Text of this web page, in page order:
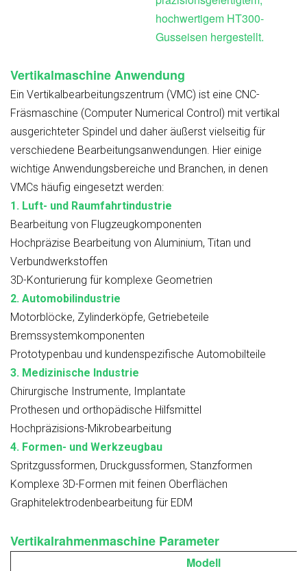
hochwertigem HT300-
Gusseisen hergestellt.
VertikalmaschineAnwendung
Ein Vertikalbearbeitungszentrum (VMC) ist eine CNC-
Fräsmaschine (Computer Numerical Control) mit vertikal
ausgerichteter Spindel und daher äußerst vielseitig für
verschiedene Bearbeitungsanwendungen. Hier einige
wichtige Anwendungsbereiche und Branchen, in denen
VMCs häufig eingesetzt werden:
1. Luft- und Raumfahrtindustrie
Bearbeitung von Flugzeugkomponenten
Hochpräzise Bearbeitung von Aluminium, Titan und
Verbundwerkstoffen
3D-Konturierung für komplexe Geometrien
2. Automobilindustrie
Motorblöcke, Zylinderköpfe, Getriebeteile
Bremssystemkomponenten
Prototypenbau und kundenspezifische Automobilteile
3. Medizinische Industrie
Chirurgische Instrumente, Implantate
Prothesen und orthopädische Hilfsmittel
Hochpräzisions-Mikrobearbeitung
4. Formen- und Werkzeugbau
Spritzgussformen, Druckgussformen, Stanzformen
Komplexe 3D-Formen mit feinen Oberflächen
Graphitelektrodenbearbeitung für EDM
Vertikalrahmenmaschine Parameter
Modell